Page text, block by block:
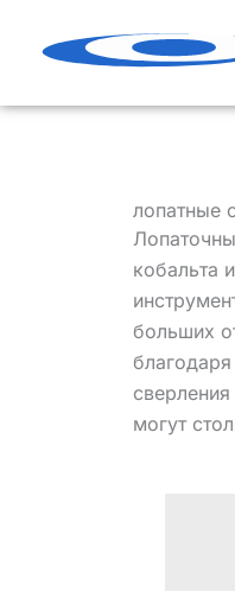
лопатные
кобальта
больших
могут